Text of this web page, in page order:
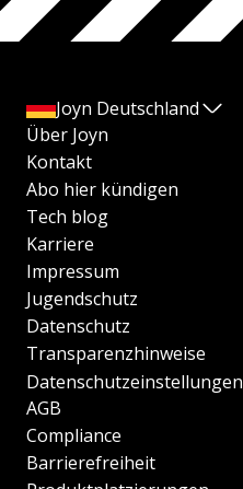
Joyn Deutschland
Über Joyn
Kontakt
Abo hier kündigen
Tech blog
Karriere
Impressum
Jugendschutz
Datenschutz
Transparenzhinweise
Datenschutzeinstellungen
AGB
Compliance
Barrierefreiheit